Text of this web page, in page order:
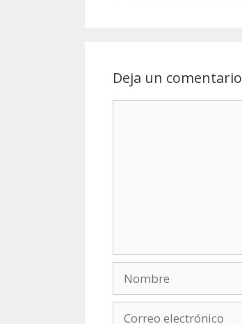
Deja un comentario